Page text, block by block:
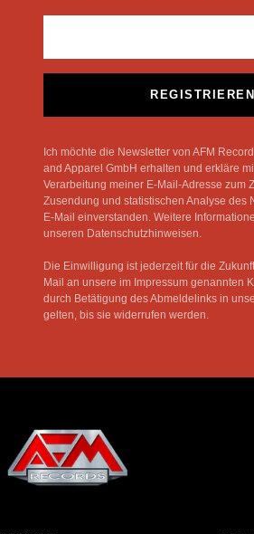
REGISTRIEREN
Ich möchte die Newsletter von AFM
and Apparel GmbH erhalten und erkläre
Verarbeitung meiner E-Mail-Adresse zum
Zusendung und statistischen Analyse des
E-Mail einverstanden. Weitere
unseren Datenschutzhinweisen.
Die Einwilligung ist jederzeit für die
Mail an unsere im Impressum genannten
durch Betätigung des Abmeldelinks in
gelten, bis sie widerrufen werden.